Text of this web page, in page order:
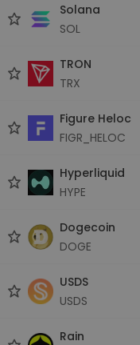
Solana
SOL
TRON
TRX
Figure Heloc
FIGR_HELOC
Hyperliquid
HYPE
Dogecoin
DOGE
USDS
USDS
Rain